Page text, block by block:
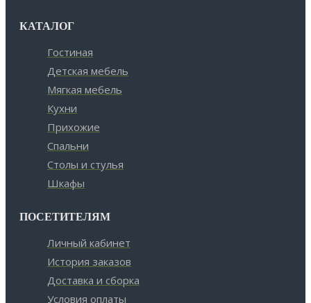
КАТАЛОГ
Гостиная
Детская мебель
Мягкая мебель
Кухни
Прихожие
Спальни
Столы и стулья
Шкафы
ПОСЕТИТЕЛЯМ
Личный кабинет
История заказов
Доставка и сборка
Условия оплаты